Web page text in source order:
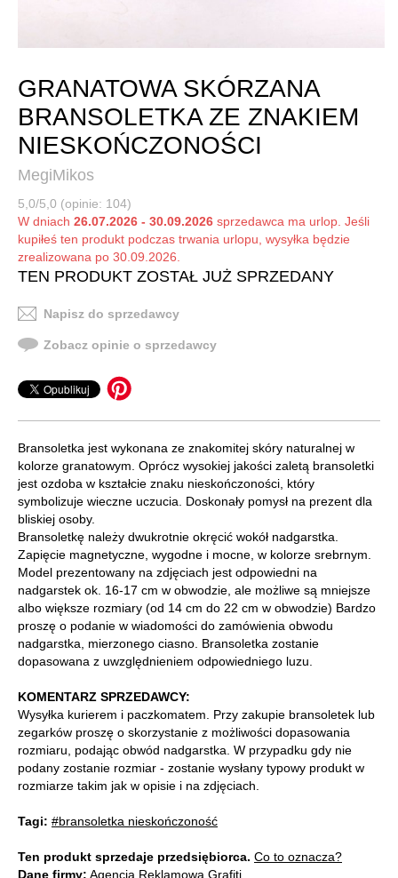
GRANATOWA SKÓRZANA
BRANSOLETKA ZE ZNAKIEM
NIESKOŃCZONOŚCI
MegiMikos
5,0/5,0 (opinie: 104)
W dniach 26.07.2026 - 30.09.2026 sprzedawca ma urlop. Jeśli
kupiłeś ten produkt podczas trwania urlopu, wysyłka będzie
zrealizowana po 30.09.2026.
TEN PRODUKT ZOSTAŁ JUŻ SPRZEDANY
Napisz do sprzedawcy
Zobacz opinie o sprzedawcy
Bransoletka jest wykonana ze znakomitej skóry naturalnej w
kolorze granatowym. Oprócz wysokiej jakości zaletą bransoletki
jest ozdoba w kształcie znaku nieskończoności, który
symbolizuje wieczne uczucia. Doskonały pomysł na prezent dla
bliskiej osoby.
Bransoletkę należy dwukrotnie okręcić wokół nadgarstka.
Zapięcie magnetyczne, wygodne i mocne, w kolorze srebrnym.
Model prezentowany na zdjęciach jest odpowiedni na
nadgarstek ok. 16-17 cm w obwodzie, ale możliwe są mniejsze
albo większe rozmiary (od 14 cm do 22 cm w obwodzie) Bardzo
proszę o podanie w wiadomości do zamówienia obwodu
nadgarstka, mierzonego ciasno. Bransoletka zostanie
dopasowana z uwzględnieniem odpowiedniego luzu.
KOMENTARZ SPRZEDAWCY:
Wysyłka kurierem i paczkomatem. Przy zakupie bransoletek lub
zegarków proszę o skorzystanie z możliwości dopasowania
rozmiaru, podając obwód nadgarstka. W przypadku gdy nie
podany zostanie rozmiar - zostanie wysłany typowy produkt w
rozmiarze takim jak w opisie i na zdjęciach.
Tagi: #bransoletka nieskończoność
Ten produkt sprzedaje przedsiębiorca. Co to oznacza?
Dane firmy: Agencja Reklamowa Grafiti